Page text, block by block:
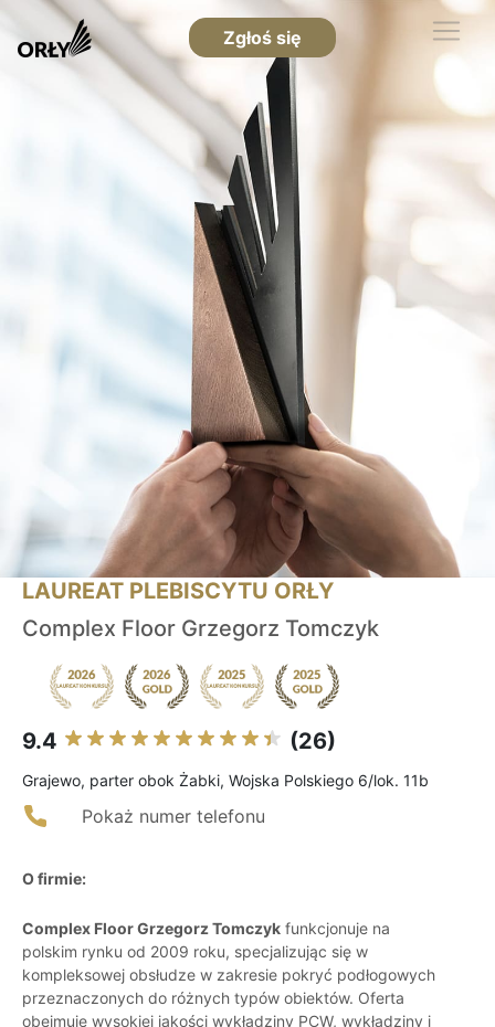
Zgłoś się
LAUREAT PLEBISCYTU ORŁY
Complex Floor Grzegorz Tomczyk
9.4 (26)
Grajewo, parter obok Żabki, Wojska Polskiego 6/lok. 11b
Pokaż numer telefonu
O firmie:
Complex Floor Grzegorz Tomczyk funkcjonuje na
polskim rynku od 2009 roku, specjalizując się w
kompleksowej obsłudze w zakresie pokryć podłogowych
przeznaczonych do różnych typów obiektów. Oferta
obejmuje wysokiej jakości wykładziny PCW, wykładziny i